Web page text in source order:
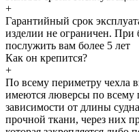
+
Гарантийный срок
изделии не ограничен.
послужить вам более 5 лет
Как он крепится?
+
По всему периметру чехла
имеются люверсы по всему
зависимости от длины
прочной ткани, через них